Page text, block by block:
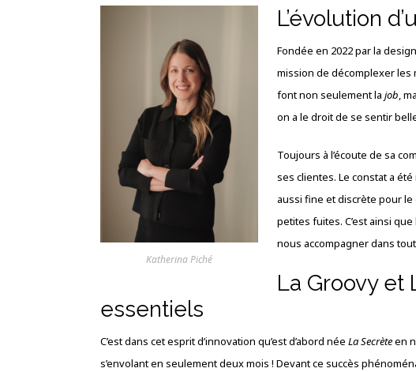
Katherina Piché
L’évolution
Fondée en 2022 par la
mission de décomplexer
font non seulement la job,
on a le droit de se sentir
Toujours à l’écoute de sa
ses clientes. Le constat a
aussi fine et discrète pour
petites fuites. C’est ainsi
nous accompagner dans
La Groovy et
essentiels
C’est dans cet esprit d’innovation qu’est d’abord née La Secrèteen
s’envolant en seulement deux mois ! Devant ce succès